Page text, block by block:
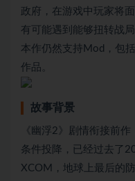
政府，在游戏中玩家将
有可能遇到能够扭转战
本作仍然支持Mod，包
作品。
故事背景
《幽浮2》剧情衔接前
条件投降，已经过去了20
XCOM，地球上最后的